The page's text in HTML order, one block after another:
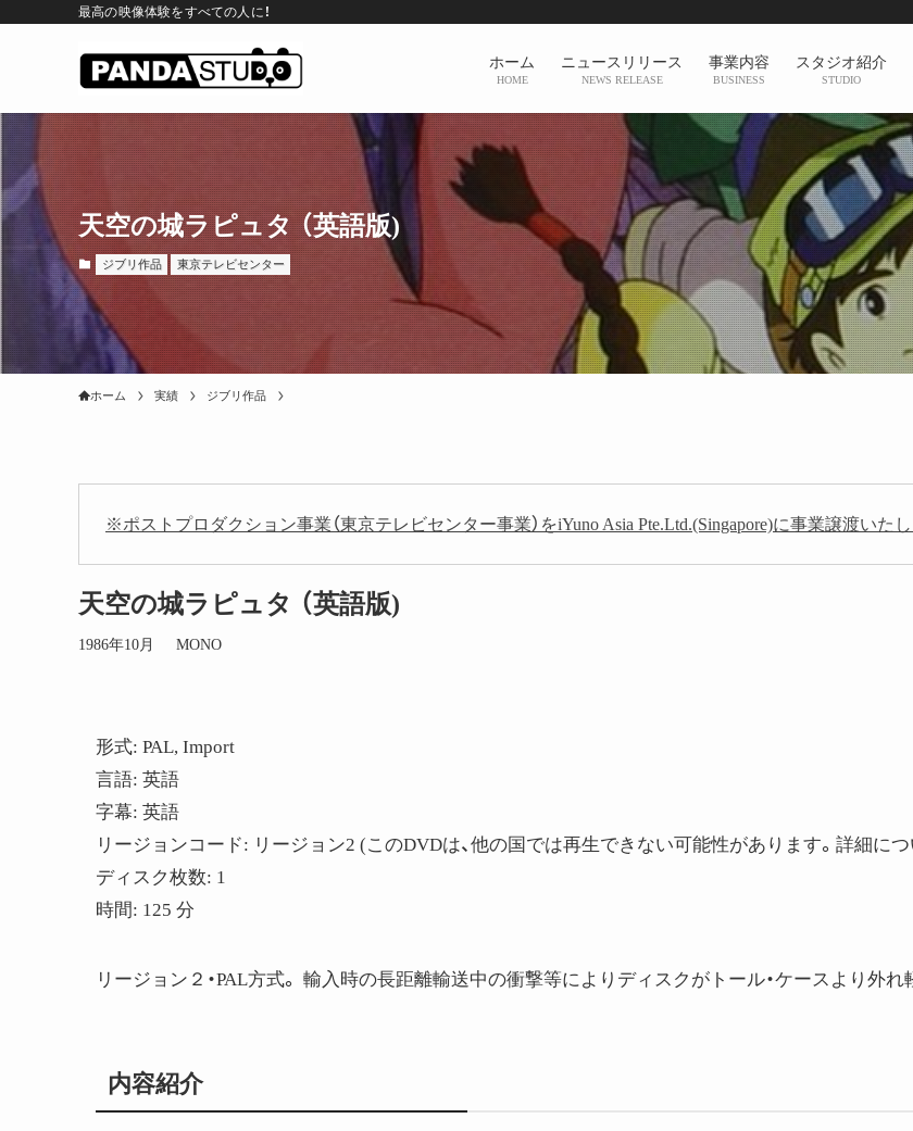
最高の映像体験をすべての人に！
ホーム
HOME
ニュースリリース
NEWS RELEASE
事業内容
BUSINESS
スタジオ紹介
STUDIO
天空の城ラピュタ （英語版)
ジブリ作品 東京テレビセンター
ホーム 実績 ジブリ作品
※ポストプロダクション事業（東京テレビセンター事業）をiYuno Asia Pte.Ltd.(Singapore)に事業譲渡いたし
天空の城ラピュタ （英語版)
1986年10月 MONO
形式: PAL, Import
言語: 英語
字幕: 英語
リージョンコード: リージョン2 (このDVDは、他の国では再生できない可能性があります。詳細に
ディスク枚数: 1
時間: 125 分
リージョン２・PAL方式。 輸入時の長距離輸送中の衝撃等によりディスクがトール・ケースより外
内容紹介